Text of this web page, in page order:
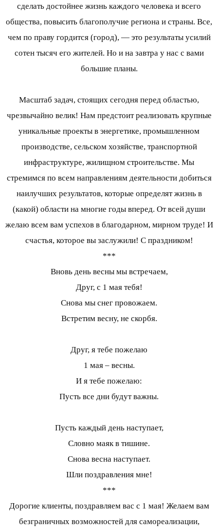
сделать достойнее жизнь каждого человека и всего
общества, повысить благополучие региона и страны. Все,
чем по праву гордится (город), — это результаты усилий
сотен тысяч его жителей. Но и на завтра у нас с вами
большие планы.
Масштаб задач, стоящих сегодня перед областью,
чрезвычайно велик! Нам предстоит реализовать крупные
уникальные проекты в энергетике, промышленном
производстве, сельском хозяйстве, транспортной
инфраструктуре, жилищном строительстве. Мы
стремимся по всем направлениям деятельности добиться
наилучших результатов, которые определят жизнь в
(какой) области на многие годы вперед. От всей души
желаю всем вам успехов в благодарном, мирном труде! И
счастья, которое вы заслужили! С праздником!
***
Вновь день весны мы встречаем,
Друг, с 1 мая тебя!
Снова мы снег провожаем.
Встретим весну, не скорбя.
Друг, я тебе пожелаю
1 мая – весны.
И я тебе пожелаю:
Пусть все дни будут важны.
Пусть каждый день наступает,
Словно маяк в тишине.
Снова весна наступает.
Шли поздравления мне!
***
Дорогие клиенты, поздравляем вас с 1 мая! Желаем вам
безграничных возможностей для самореализации,